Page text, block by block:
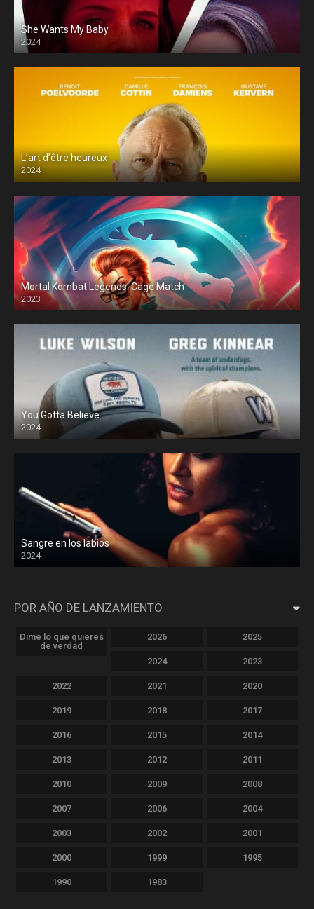
She Wants My Baby
2024
L’art d’être heureux
2024
Mortal Kombat Legends: Cage Match
2023
You Gotta Believe
2024
Sangre en los labios
2024
POR AÑO DE LANZAMIENTO
Dime lo que quieres
de verdad
2026 2025
2024 2023
2022 2021 2020
2019 2018 2017
2016 2015 2014
2013 2012 2011
2010 2009 2008
2007 2006 2004
2003 2002 2001
2000 1999 1995
1990 1983